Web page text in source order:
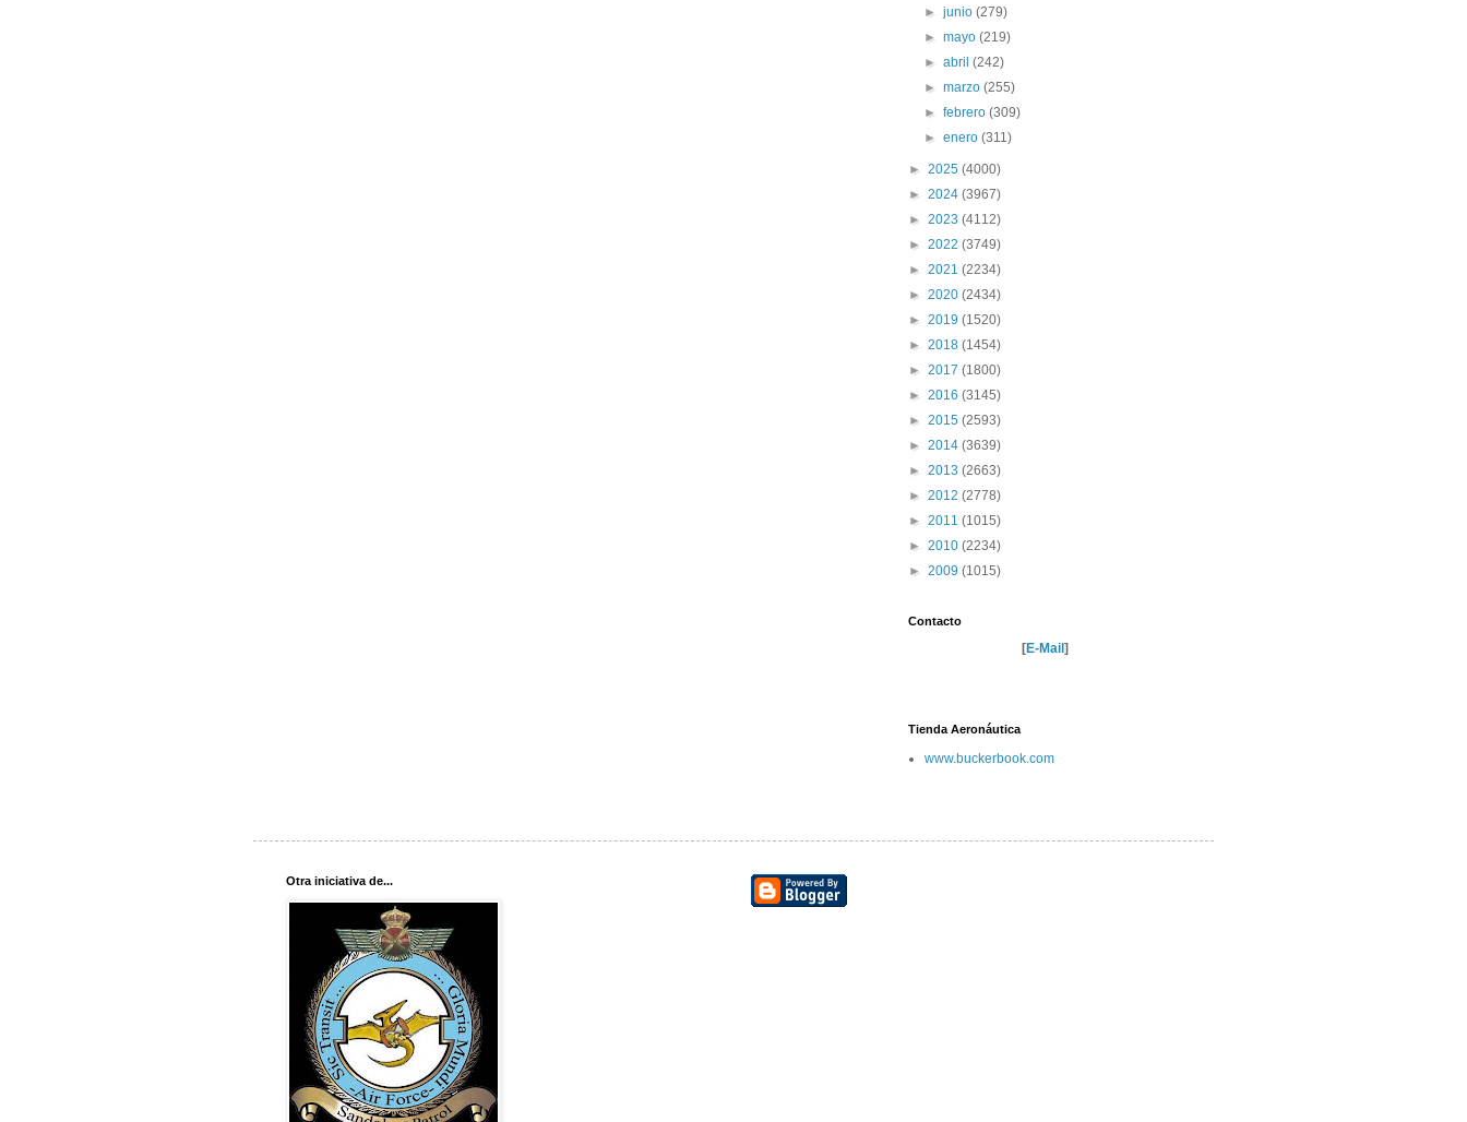
►junio(279)
►mayo(219)
►abril(242)
►marzo(255)
►febrero(309)
►enero(311)
► 2025 (4000)
► 2024 (3967)
► 2023 (4112)
► 2022 (3749)
► 2021 (2234)
► 2020 (2434)
► 2019 (1520)
► 2018 (1454)
► 2017 (1800)
► 2016 (3145)
► 2015 (2593)
► 2014 (3639)
► 2013 (2663)
► 2012 (2778)
► 2011 (1015)
► 2010 (2234)
► 2009 (1015)
Contacto
[E-Mail ]
Tienda Aeronáutica
www.buckerbook.com
Otra iniciativa de...